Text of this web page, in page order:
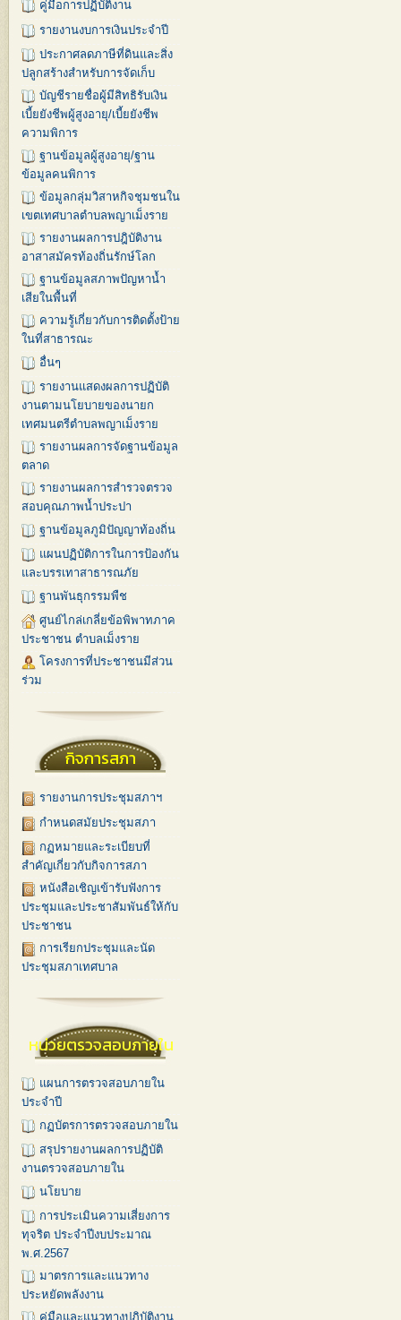
คู่มือการปฏิบัติงาน
รายงานงบการเงินประจำปี
ประกาศลดภาษีที่ดินและสิ่ง
ปลูกสร้างสำหรับการจัดเก็บ
บัญชีรายชื่อผู้มีสิทธิรับเงิน
เบี้ยยังชีพผู้สูงอายุ/เบี้ยยังชีพ
ความพิการ
ฐานข้อมูลผู้สูงอายุ/ฐาน
ข้อมูลคนพิการ
ข้อมูลกลุ่มวิสาหกิจชุมชนใน
เขตเทศบาลตำบลพญาเม็งราย
รายงานผลการปฎิบัติงาน
อาสาสมัครท้องถิ่นรักษ์โลก
ฐานข้อมูลสภาพปัญหาน้ำ
เสียในพื้นที่
ความรู้เกี่ยวกับการติดตั้งป้าย
ในที่สาธารณะ
อื่นๆ
รายงานแสดงผลการปฏิบัติ
งานตามนโยบายของนายก
เทศมนตรีตำบลพญาเม็งราย
รายงานผลการจัดฐานข้อมูล
ตลาด
รายงานผลการสำรวจตรวจ
สอบคุณภาพน้ำประปา
ฐานข้อมูลภูมิปัญญาท้องถิ่น
แผนปฏิบัติการในการป้องกัน
และบรรเทาสาธารณภัย
ฐานพันธุกรรมพืช
ศูนย์ไกล่เกลี่ยข้อพิพาทภาค
ประชาชน ตำบลเม็งราย
โครงการที่ประชาชนมีส่วน
ร่วม
กิจการสภา
รายงานการประชุมสภาฯ
กำหนดสมัยประชุมสภา
กฏหมายและระเบียบที่
สำคัญเกี่ยวกับกิจการสภา
หนังสือเชิญเข้ารับฟังการ
ประชุมและประชาสัมพันธ์ให้กับ
ประชาชน
การเรียกประชุมและนัด
ประชุมสภาเทศบาล
หน่วยตรวจสอบภายใน
แผนการตรวจสอบภายใน
ประจำปี
กฏบัตรการตรวจสอบภายใน
สรุปรายงานผลการปฏิบัติ
งานตรวจสอบภายใน
นโยบาย
การประเมินความเสี่ยงการ
ทุจริต ประจำปีงบประมาณ
พ.ศ.2567
มาตรการและแนวทาง
ประหยัดพลังงาน
คู่มือและแนวทางปฏิบัติงาน